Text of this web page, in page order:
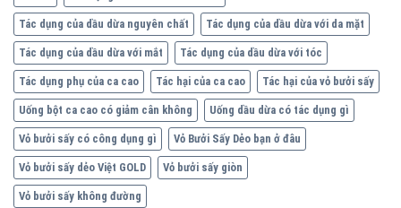
Tác dụng của dầu dừa nguyên chất Tác dụng của dầu dừa với da mặt
Tác dụng của dầu dừa với mắt Tác dụng của dầu dừa với tóc
Tác dụng phụ của ca cao Tác hại của ca cao Tác hại của vỏ bưởi sấy
Uống bột ca cao có giảm cân không Uống dầu dừa có tác dụng gì
Vỏ bưởi sấy có công dụng gì Vỏ Bưởi Sấy Dẻo bạn ở đâu
Vỏ bưởi sấy dẻo Việt GOLD Vỏ bưởi sấy giòn
Vỏ bưởi sấy không đường